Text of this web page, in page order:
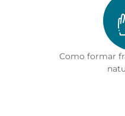
Como formar